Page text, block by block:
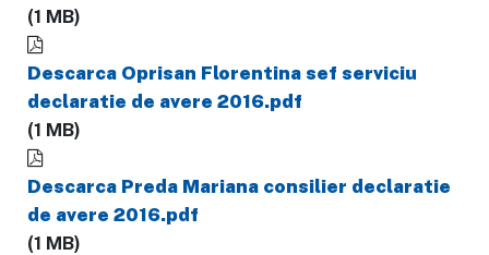
(1 MB)
Descarca Oprisan Florentina sef serviciu
declaratie de avere 2016.pdf
(1 MB)
Descarca Preda Mariana consilier declaratie
de avere 2016.pdf
(1 MB)